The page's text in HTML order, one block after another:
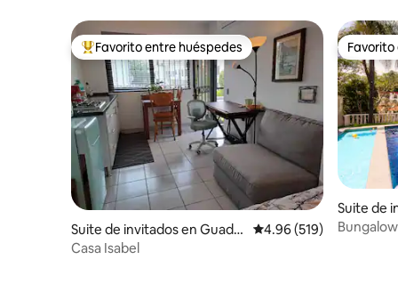
Favorito entre huéspedes preferido
Favorito entre huéspedes
Suite de invitados en Guadal
ajara
Calificación promedio:
4.96 (519)
Casa Isabel
Suite de
vaca